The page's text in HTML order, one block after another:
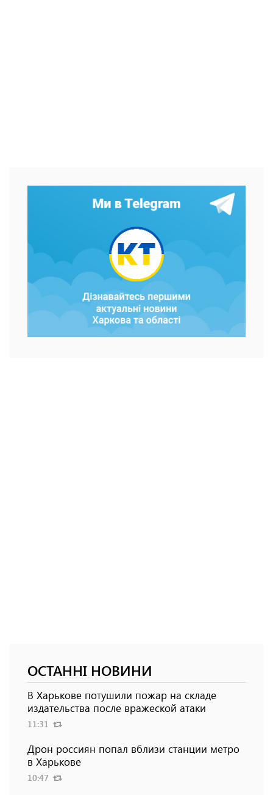
ОСТАННІ НОВИНИ
В Харькове потушили пожар на складе
издательства после вражеской атаки
11:31
Дрон россиян попал вблизи станции метро
в Харькове
10:47